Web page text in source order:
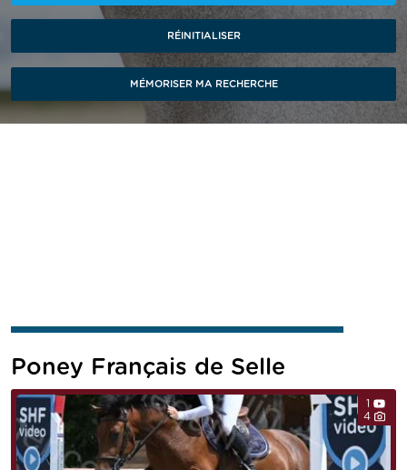
RÉINITIALISER
MÉMORISER MA RECHERCHE
Poney Français de Selle
1
4